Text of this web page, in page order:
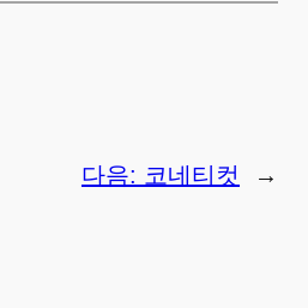
다음: 코네티컷 →